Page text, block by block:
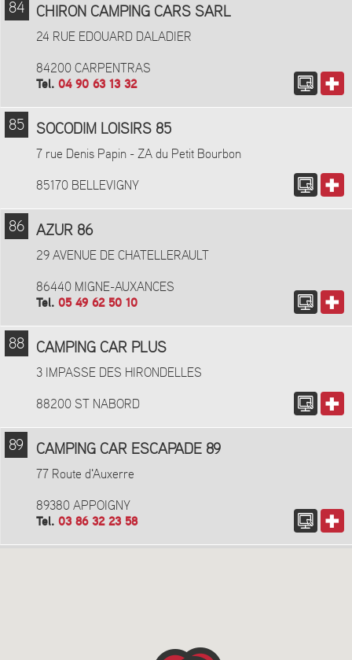
84 CHIRON CAMPING CARS SARL
24 RUE EDOUARD DALADIER
84200 CARPENTRAS
Tel. 04 90 63 13 32
85 SOCODIM LOISIRS 85
7 rue Denis Papin - ZA du Petit Bourbon
85170 BELLEVIGNY
86 AZUR 86
29 AVENUE DE CHATELLERAULT
86440 MIGNE-AUXANCES
Tel. 05 49 62 50 10
88 CAMPING CAR PLUS
3 IMPASSE DES HIRONDELLES
88200 ST NABORD
89 CAMPING CAR ESCAPADE 89
77 Route d'Auxerre
89380 APPOIGNY
Tel. 03 86 32 23 58